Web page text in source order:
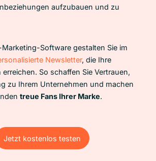
aufzubauen und zu
Marketing-Software gestalten Sie im
Newsletter, die Ihre
So schaffen Sie Vertrauen,
zu Ihrem Unternehmen und machen
treue Fans Ihrer Marke.
Jetzt kostenlos testen
Jetzt kostenlos testen